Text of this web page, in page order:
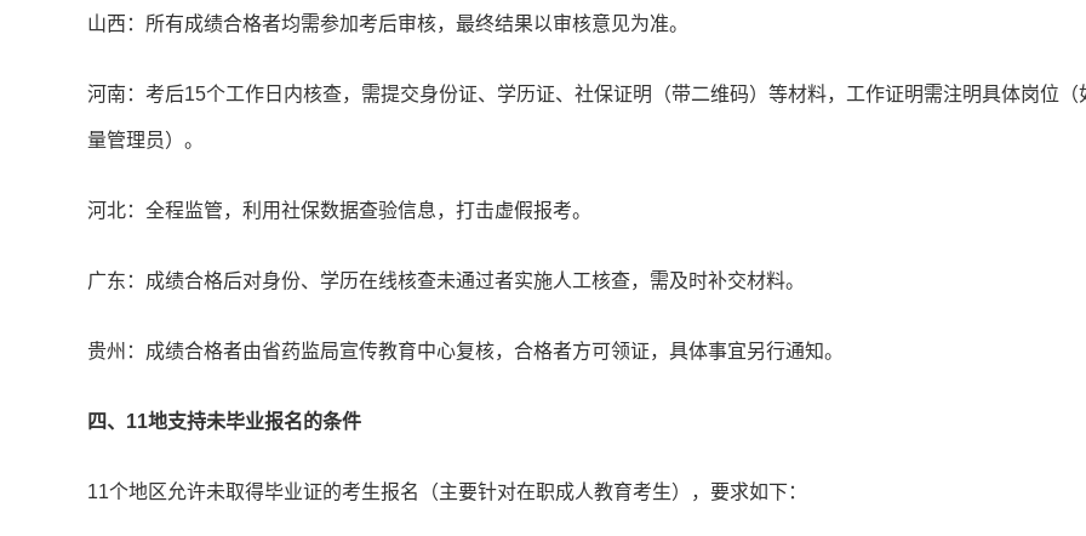
山西：所有成绩合格者均需参加考后审核，最终结果以审核意见为准。
河南：考后15个工作日内核查，需提交身份证、学历证、社保证明（带二维码）等材料，工作证明需注明具体岗位（
量管理员）。
河北：全程监管，利用社保数据查验信息，打击虚假报考。
广东：成绩合格后对身份、学历在线核查未通过者实施人工核查，需及时补交材料。
贵州：成绩合格者由省药监局宣传教育中心复核，合格者方可领证，具体事宜另行通知。
四、11地支持未毕业报名的条件
11个地区允许未取得毕业证的考生报名（主要针对在职成人教育考生），要求如下：